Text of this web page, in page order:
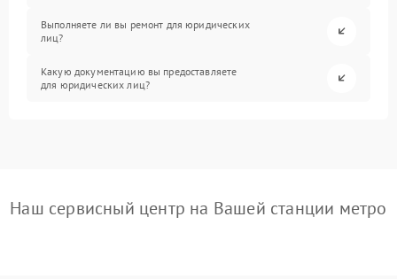
Выполняете ли вы ремонт для юридических
лиц?
Какую документацию вы предоставляете
для юридических лиц?
Наш сервисный центр на Вашей станции метро